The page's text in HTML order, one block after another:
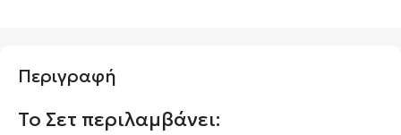
Περιγραφή
Το Σετ περιλαμβάνει: